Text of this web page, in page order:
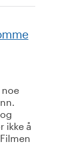
ikke å